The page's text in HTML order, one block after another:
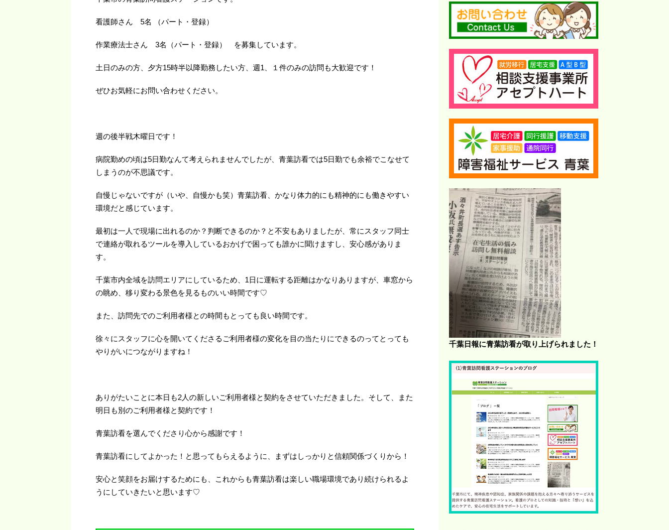
看護師さん 5名 （パート・登録）
作業療法士さん 3名（パート・登録） を募集しています。
土日のみの方、夕方15時半以降勤務したい方、週1、１件のみの訪問も大歓迎です！
ぜひお気軽にお問い合わせください。
週の後半戦木曜日です！
病院勤めの頃は5日勤なんて考えられませんでしたが、青葉訪看では5日勤でも余裕でこなせて
しまうのが不思議です。
自慢じゃないですが（いや、自慢かも笑）青葉訪看、かなり体力的にも精神的にも働きやすい
環境だと感じています。
最初は一人で現場に出れるのか？判断できるのか？と不安もありましたが、常にスタッフ同士
で連絡が取れるツールを導入しているおかげで困っても誰かに聞けますし、安心感がありま
す。
千葉市内全域を訪問エリアにしているため、1日に運転する距離はかなりありますが、車窓から
の眺め、移り変わる景色を見るものいい時間です♡
また、訪問先でのご利用者様との時間もとっても良い時間です。
徐々にスタッフに心を開いてくださるご利用者様の変化を目の当たりにできるのってとっても
やりがいにつながりますね！
ありがたいことに本日も2人の新しいご利用者様と契約をさせていただきました。そして、また
明日も別のご利用者様と契約です！
青葉訪看を選んでくださり心から感謝です！
青葉訪看にしてよかった！と思ってもらえるように、まずはしっかりと信頼関係づくりから！
安心と笑顔をお届けするためにも、これからも青葉訪看は楽しい職場環境であり続けられるよ
うにしていきたいと思います♡
千葉日報に青葉訪看が取り上げられました！